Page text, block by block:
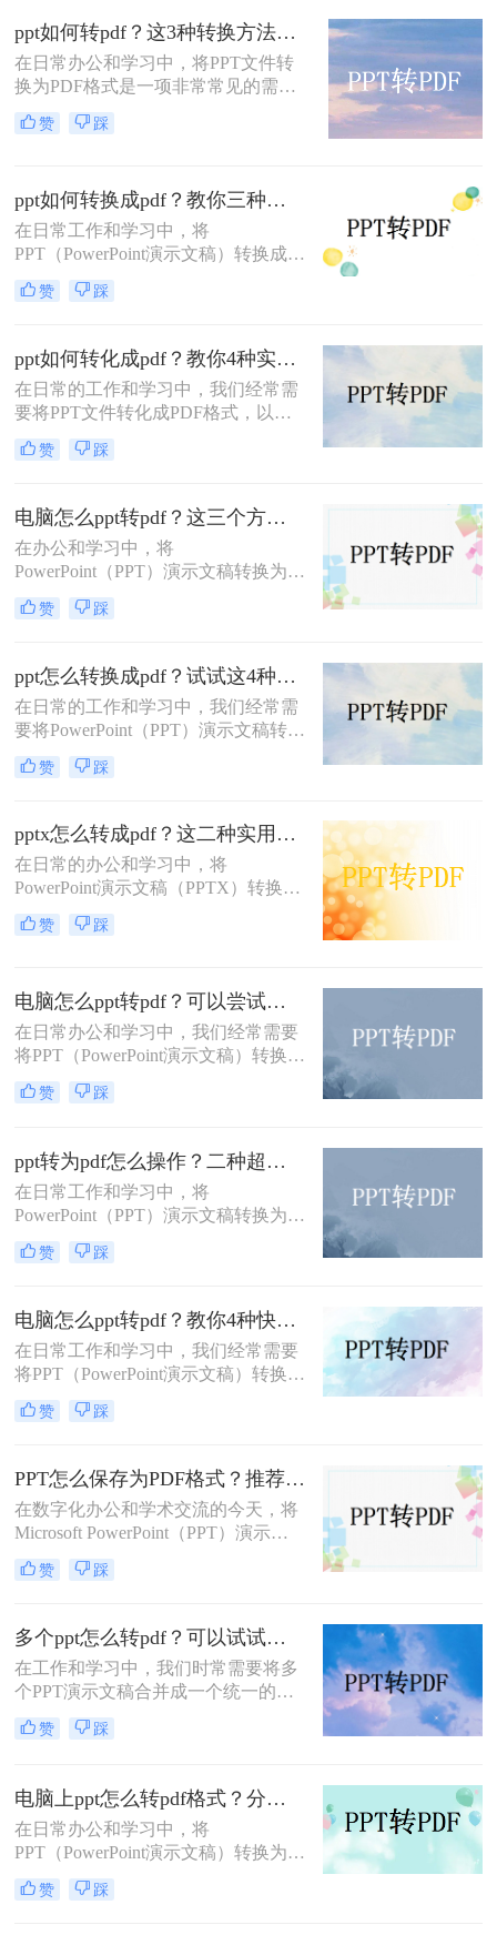
呢？本文将介绍几种常用的PPT转
PDF方法，助你轻松完成文件转换。
ppt如何转pdf？这3种转换方法尝试下！
在日常办公和学习中，将PPT文件转
换为PDF格式是一项非常常见的需
求。PDF格式因其跨平台兼容性强、
文件体积小、易于阅读和打印等特
将PPT转换为PDF的方法。
赞 踩
ppt如何转换成pdf？教你三种简单有效的方法！
在日常工作和学习中，将
PPT（PowerPoint演示文稿）转换成
PDF（Portable Document Format）文
件是一项常见的需求。PDF格式因其
而广受欢迎。那么PPT如何转换成
PDF呢？本文将介绍三种将PPT转换
成PDF的方法。
赞 踩
ppt如何转化成pdf？教你4种实用转换方法!
在日常的工作和学习中，我们经常需
要将PPT文件转化成PDF格式，以便
更好地进行分享、打印或存档。那么
PPT如何转化成PDF呢？本文将介绍
赞 踩
电脑怎么ppt转pdf？这三个方法可以了解下!
在办公和学习中，将
PowerPoint（PPT）演示文稿转换为
PDF格式是确保文件格式一致性及防
止内容被随意修改的有效手段。那么
更轻松地完成这一任务，本文将详细
介绍三种不同的PPT转PDF方法。
赞 踩
ppt怎么转换成pdf？试试这4种转换方法！
在日常的工作和学习中，我们经常需
要将PowerPoint（PPT）演示文稿转换
为PDF格式。PDF文件因其跨平台兼
容性、格式稳定性和便于分享的特
示的首选格式。无论是为了在线分
享、打印成册还是确保演示内容的格
式一致性，将PPT转换为PDF都是一
个明智的选择。那么ppt怎么转换成
pdf呢？本文将详细介绍几种将PPT转
换成PDF的方法，帮助您轻松完成这
赞 踩
pptx怎么转成pdf？这二种实用方法轻松解决！
在日常的办公和学习中，将
PowerPoint演示文稿（PPTX）转换为
PDF格式是一项常见且重要的任务。
PDF格式因其良好的跨平台兼容性、
件格式。本文将详细介绍pptx怎么转
成pdf的多种方法。
赞 踩
电脑怎么ppt转pdf？可以尝试一下这3个转换方法！
在日常办公和学习中，我们经常需要
将PPT（PowerPoint演示文稿）转换为
PDF格式，以便于分享、打印或存
档。那么电脑怎么ppt转pdf呢？本文
赞 踩
ppt转为pdf怎么操作？二种超实用转换方法分享！
在日常工作和学习中，将
PowerPoint（PPT）演示文稿转换为
PDF格式的需求非常普遍。这样做不
仅能够确保文件在不同设备上的展示
PowerPoint软件的用户查看。那么ppt
转为pdf怎么操作呢？本文将介绍两种
常用的PPT转PDF的方法。
赞 踩
电脑怎么ppt转pdf？教你4种快速转换的方法！
在日常工作和学习中，我们经常需要
将PPT（PowerPoint演示文稿）转换为
PDF（Portable Document Format）格
式，以便于分享、打印或存档。PPT
可以实现。那么电脑怎么ppt转pdf
呢？本文将详细介绍几种常用的PPT
转PDF的方法，帮助大家轻松完成转
换。
赞 踩
PPT怎么保存为PDF格式？推荐三种方法给大家！
在数字化办公和学术交流的今天，将
Microsoft PowerPoint（PPT）演示文
稿转换为PDF格式已成为一种常见的
需求。PDF格式因其跨平台兼容性、
特性，成为分享、打印和存档PPT文
件的理想选择。本文将详细介绍PPT
怎么保存为PDF格式，并探讨一些相
关的注意事项。
赞 踩
多个ppt怎么转pdf？可以试试这三种方法！
在工作和学习中，我们时常需要将多
个PPT演示文稿合并成一个统一的
PDF文档，无论是为了归档、分享还
是打印。这一过程不仅要求效率，更
细节得到完整保留。那么多个ppt怎么
转pdf呢？本文将介绍几种有效且简便
的方法，帮助你轻松实现这一目标。
赞 踩
电脑上ppt怎么转pdf格式？分享三种好用的方法！
在日常办公和学习中，将
PPT（PowerPoint演示文稿）转换为
PDF（Portable Document Format）格
式是一项常见的需求，以便更好地分
赞 踩